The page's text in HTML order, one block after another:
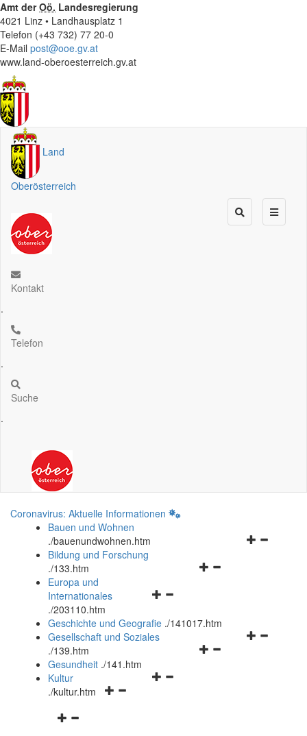
Amt derOö. Landesregierung
4021 Linz • Landhausplatz 1
Telefon (+43 732) 77 20-0
E-Mail post@ooe.gv.at
www.land-oberoesterreich.gv.at
Land
Oberösterreich
Kontakt
.
Telefon
.
Suche
.
Coronavirus: Aktuelle Informationen
Bauen und Wohnen
./bauenundwohnen.htm
Navigationsmenü
Bildung und Forschung
./133.htm
Navigationsmenü
und
schließen
Europa und
Internationales
./203110.htm
Geschichte und Geografie ./141017.htm
Navigationsmenü
Gesellschaft und Soziales
./139.htm
Navigationsmenü
Gesundheit ./141.htm
Navigationsmenü
Kultur
./kultur.htm
Navigationsmenü